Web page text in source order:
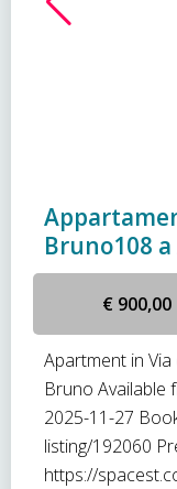
Bruno108
€ 900,00
Apartment in
Bruno Available
2025-11-27
listing/192060
https://